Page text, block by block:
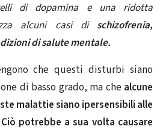
di dopamina e una ridotta
alcuni casi di schizofrenia,
di salute mentale.
che questi disturbi siano
di basso grado, ma chealcune
malattie siano ipersensibili alle
potrebbe a sua volta causare